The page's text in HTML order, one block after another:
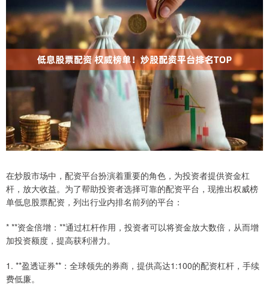
在炒股市场中，配资平台扮演着重要的角色，为投资者提供资金杠
杆，放大收益。为了帮助投资者选择可靠的配资平台，现推出权威榜
单低息股票配资，列出行业内排名前列的平台：
* **资金倍增：**通过杠杆作用，投资者可以将资金放大数倍，从而增
加投资额度，提高获利潜力。
1. **盈透证券**：全球领先的券商，提供高达1:100的配资杠杆，手续
费低廉。